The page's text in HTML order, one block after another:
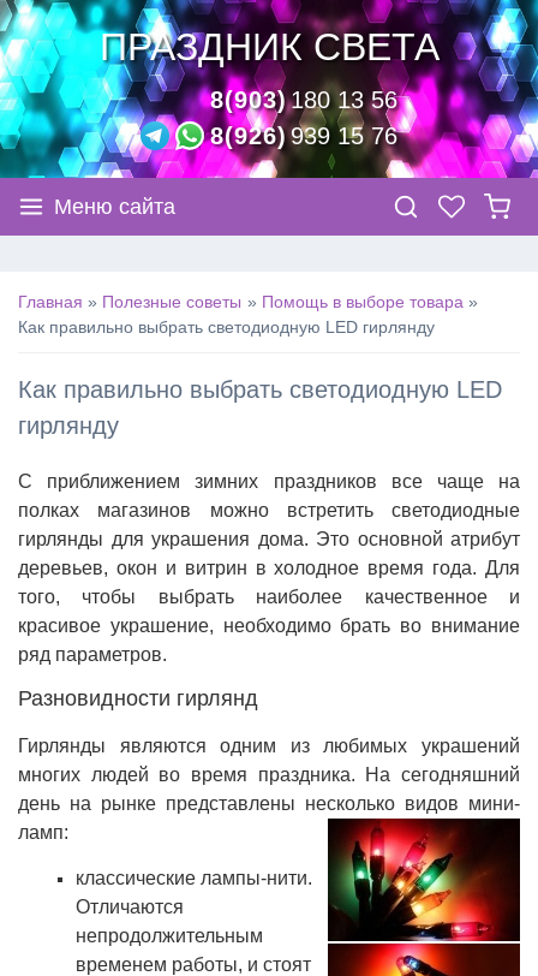
ПРАЗДНИК СВЕТА
8(903)180 13 56
8(926)939 15 76
Меню сайта
Главная Полезные советы
Помощь в выборе товара
Как правильно выбрать светодиодную LED гирлянду
Как правильно выбрать светодиодную LED
гирлянду
С приближением зимних праздников все чаще на
полках магазинов можно встретить светодиодные
гирлянды для украшения дома. Это основной атрибут
деревьев, окон и витрин в холодное время года. Для
того, чтобы выбрать наиболее качественное и
красивое украшение, необходимо брать во внимание
ряд параметров.
Разновидности гирлянд
Гирлянды являются одним из любимых украшений
многих людей во время праздника. На сегодняшний
день на рынке представлены несколько видов мини-
ламп:
классические лампы-нити.
Отличаются
непродолжительным
временем работы, и стоят